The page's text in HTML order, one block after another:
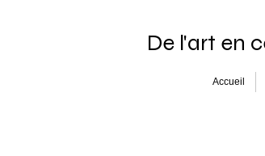
De l'art en
Accueil